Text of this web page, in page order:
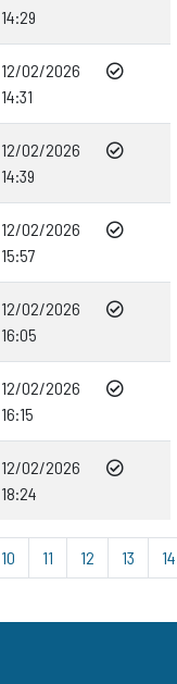
14:29
12/02/2026
14:31
12/02/2026
14:39
12/02/2026
15:57
12/02/2026
16:05
12/02/2026
16:15
12/02/2026
18:24
10 11 12 13 14